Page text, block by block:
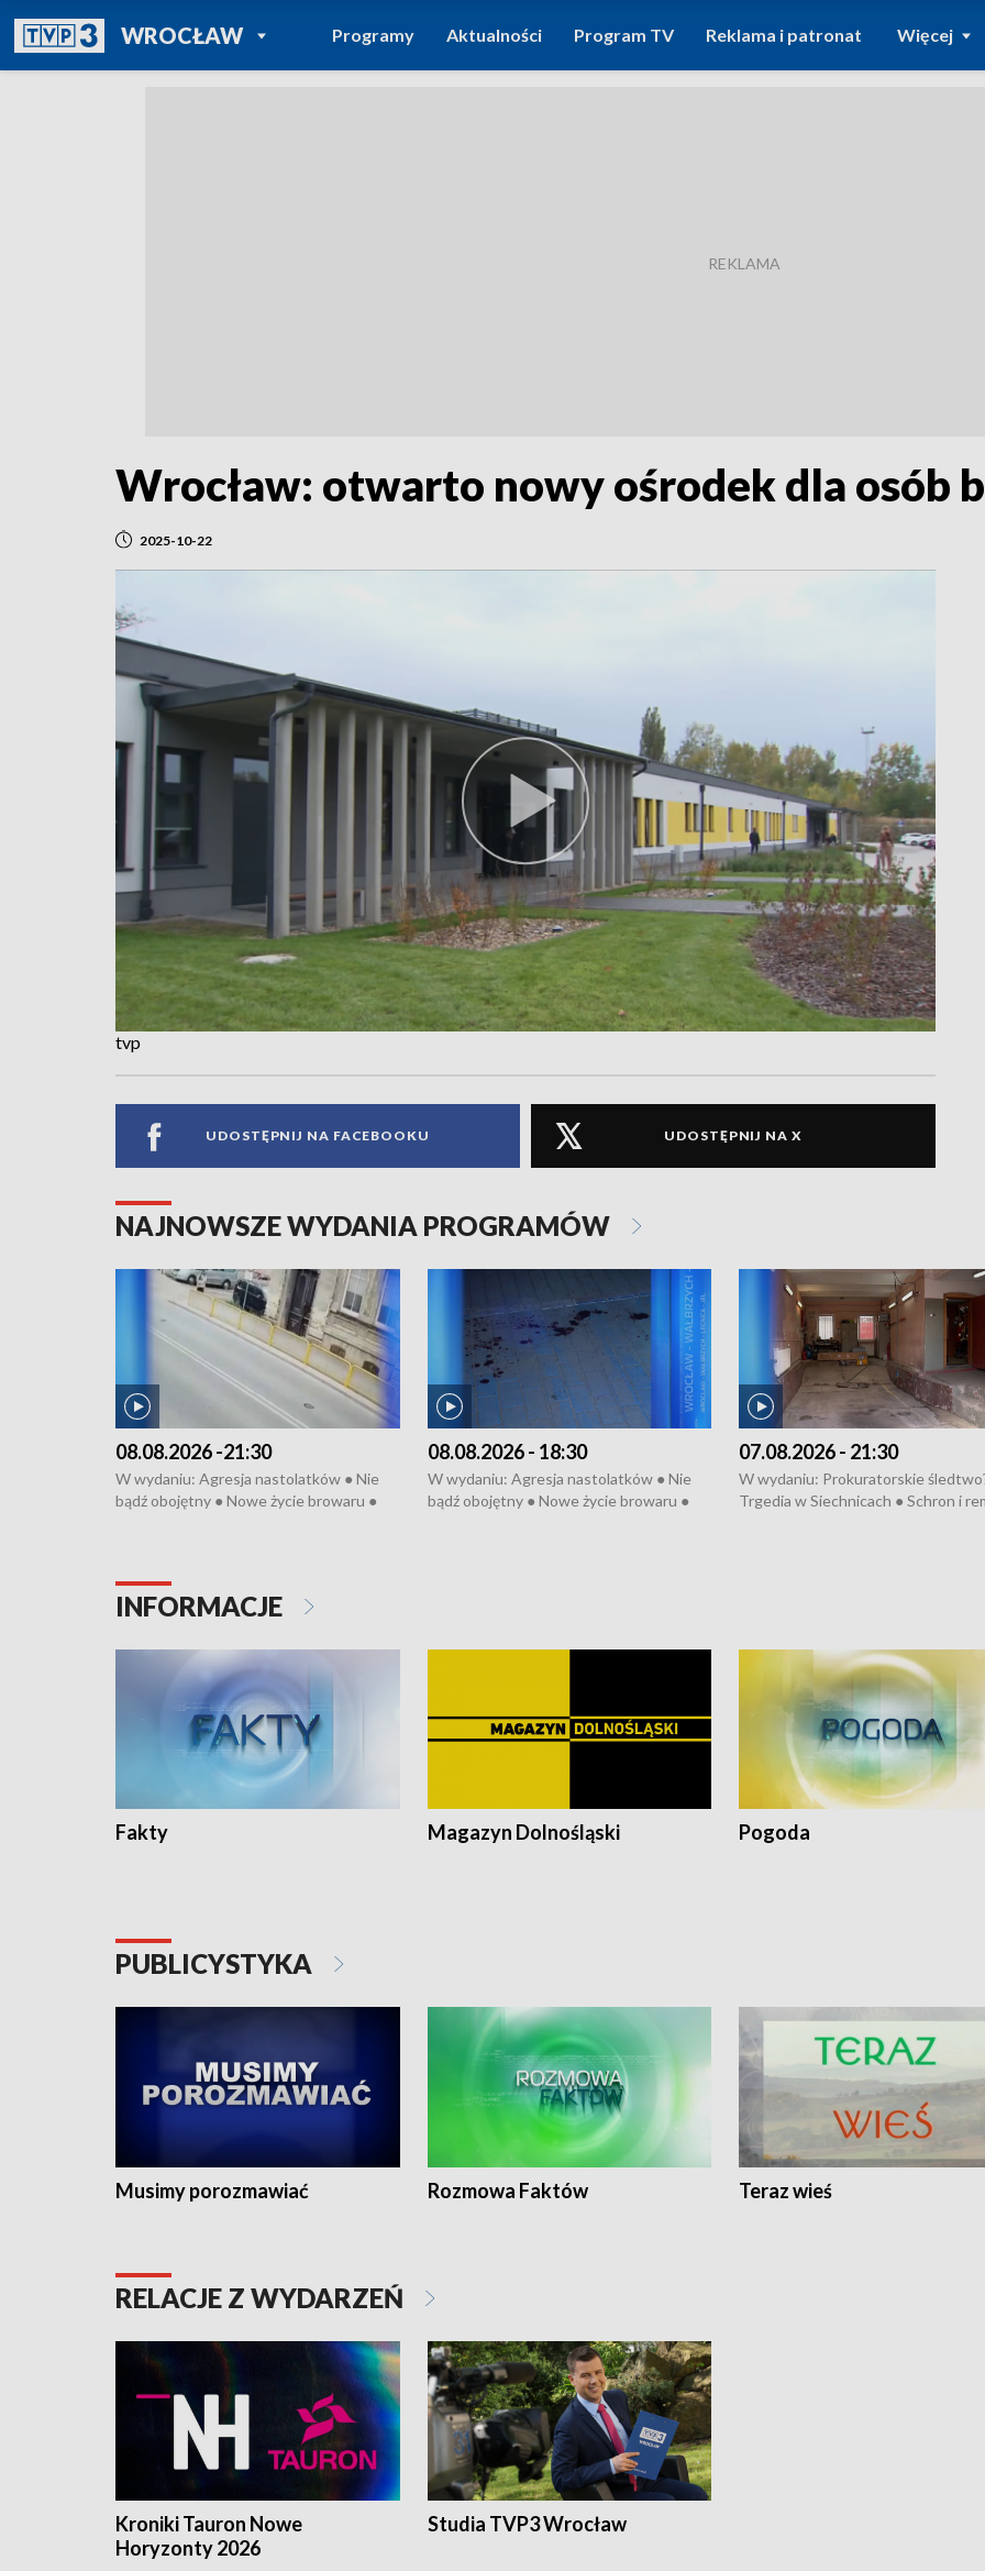
WROCŁAWPOWRÓT DO
TVP REGIONY
Programy Aktualności Program TV Reklama i patronat Więcej
Wrocław: otwarto nowy ośrodek dla osób
2025-10-22
tvp
UDOSTĘPNIJ NA FACEBOOKU UDOSTĘPNIJ NA X
NAJNOWSZE WYDANIA PROGRAMÓW
08.08.2026 -21:30
W wydaniu: Agresja nastolatków ● Nie
bądź obojętny ● Nowe życie browaru ●
08.08.2026 - 18:30
W wydaniu: Agresja nastolatków ● Nie
bądź obojętny ● Nowe życie browaru ●
07.08.2026 - 21:30
W wydaniu: Prokuratorskie
Trgedia w Siechnicach ● Schron i
INFORMACJE
Fakty Magazyn Dolnośląski Pogoda
PUBLICYSTYKA
Musimy porozmawiać Rozmowa Faktów Teraz wieś
RELACJE Z WYDARZEŃ
Kroniki Tauron Nowe
Horyzonty 2026
Studia TVP3 Wrocław